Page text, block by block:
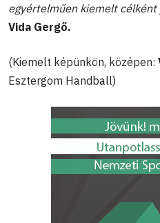
egyértelműen kiemelt célként
Vida Gergő.
(Kiemelt képünkön, középen:
Esztergom Handball)